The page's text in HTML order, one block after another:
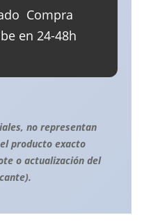
 Compra
en 24-48h
no representan
producto exacto
o actualización del